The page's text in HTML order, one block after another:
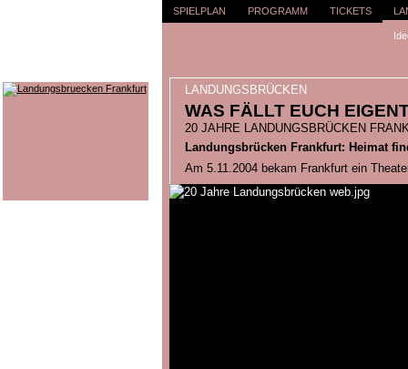
SPIELPLAN PROGRAMM TICKETS
LANDUNGSBRÜCKEN
WAS FÄLLT EUCH
20 JAHRE LANDUNGSBRÜCKEN
Landungsbrücken Frankfurt: Heimat
Am 5.11.2004 bekam Frankfurt ein